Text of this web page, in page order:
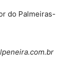
do Palmeiras-